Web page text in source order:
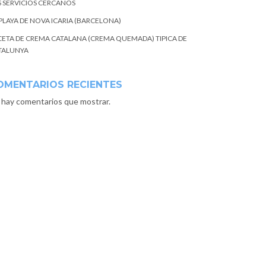
SERVICIOS CERCANOS
DE NOVA ICARIA (BARCELONA)
DE CREMA CATALANA (CREMA QUEMADA) TIPICA DE
RECIENTES
comentarios que mostrar.